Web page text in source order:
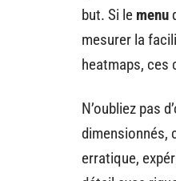
but. Si le menu
mesurer la
heatmaps, ces
N’oubliez pas
dimensionnés,
erratique,